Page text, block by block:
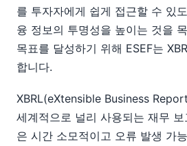
를 투자자에게 쉽게 접근할 수 있
융 정보의 투명성을 높이는 것을
목표를 달성하기 위해 ESEF는
합니다.
XBRL(eXtensible Business
세계적으로 널리 사용되는 재무 보
은 시간 소모적이고 오류 발생 가